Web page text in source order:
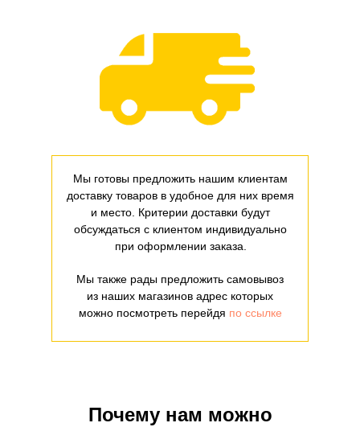
Мы готовы предложить нашим клиентам
доставку товаров в удобное для них время
и место. Критерии доставки будут
обсуждаться с клиентом индивидуально
при оформлении заказа.
Мы также рады предложить самовывоз
из наших магазинов адрес которых
можно посмотреть перейдя по ссылке
Почему нам можно